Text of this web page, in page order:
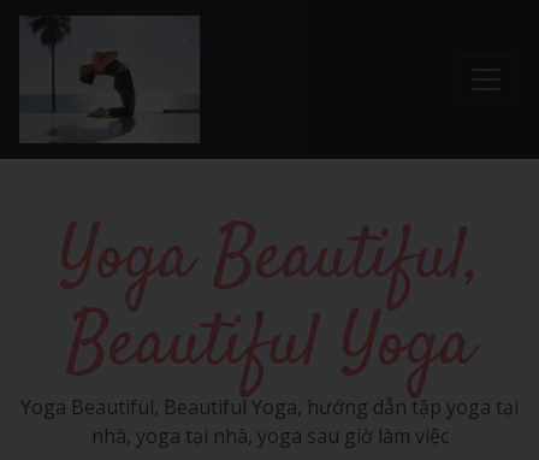
Chuyển đến nội dung chính
Yoga Beautiful,
Beautiful Yoga
Yoga Beautiful, Beautiful Yoga, hướng dẫn tập yoga tại
nhà, yoga tại nhà, yoga sau giờ làm việc